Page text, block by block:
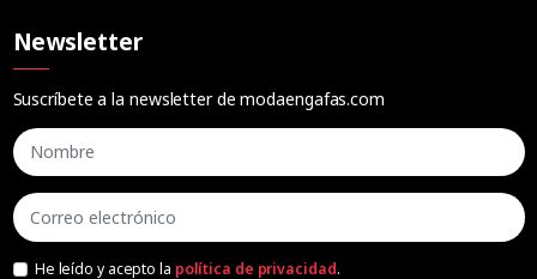
Newsletter
Suscríbete a la newsletter de modaengafas.com
He leído y acepto la política de privacidad.